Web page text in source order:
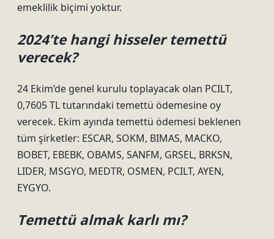
emeklilik biçimi yoktur.
2024’te hangi hisseler temettü
verecek?
24 Ekim’de genel kurulu toplayacak olan PCILT,
0,7605 TL tutarındaki temettü ödemesine oy
verecek. Ekim ayında temettü ödemesi beklenen
tüm şirketler: ESCAR, SOKM, BIMAS, MACKO,
BOBET, EBEBK, OBAMS, SANFM, GRSEL, BRKSN,
LIDER, MSGYO, MEDTR, OSMEN, PCILT, AYEN,
EYGYO.
Temettü almak karlı mı?